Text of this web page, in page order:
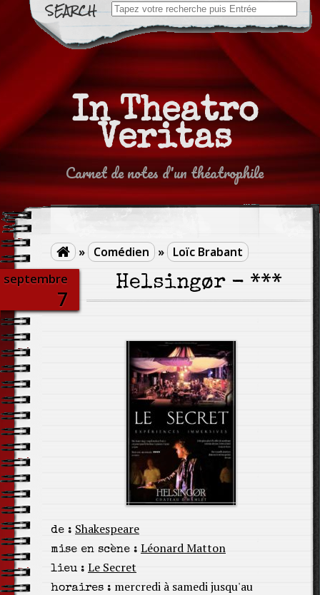
Search
for:
In Theatro
Veritas
Carnet de notes d'un théatrophile
 » Comédien » Loïc Brabant
septembre
7
Helsingør - ***
de : Shakespeare
mise en scène : Léonard Matton
lieu : Le Secret
horaires : mercredi à samedi jusqu'au